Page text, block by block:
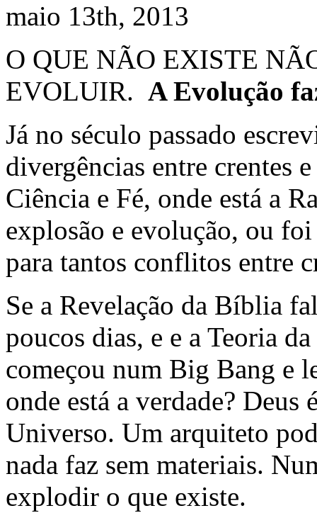
maio 13th, 2013
O QUE NÃO EXISTE
EVOLUIR. A Evolução
Já no século passado
divergências entre crentes
Ciência e Fé, onde está a
explosão e evolução, ou
para tantos conflitos entre
Se a Revelação da Bíblia
poucos dias, e e a Teoria
começou num Big Bang e
onde está a verdade?
Universo. Um arquiteto
nada faz sem materiais.
explodir o que existe.